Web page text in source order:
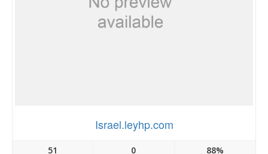
Israel.leyhp.com
51 0 88%